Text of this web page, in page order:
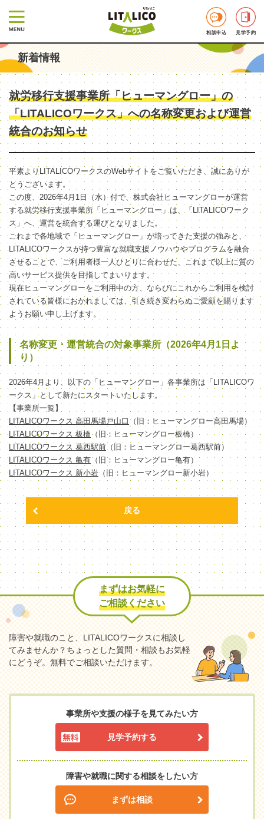
相談申込 見学予約
新着情報
就労移行支援事業所「ヒューマングロー」の
「LITALICOワークス」への名称変更および運営
統合のお知らせ
平素よりLITALICOワークスのWebサイトをご覧いただき、誠にありが
とうございます。
この度、2026年4月1日（水）付で、株式会社ヒューマングローが運営
する就労移行支援事業所「ヒューマングロー」は、「LITALICOワーク
ス」へ、運営を統合する運びとなりました。
これまで各地域で「ヒューマングロー」が培ってきた支援の強みと、
LITALICOワークスが持つ豊富な就職支援ノウハウやプログラムを融合
させることで、ご利用者様一人ひとりに合わせた、これまで以上に質の
高いサービス提供を目指してまいります。
現在ヒューマングローをご利用中の方、ならびにこれからご利用を検討
されている皆様におかれましては、引き続き変わらぬご愛顧を賜ります
ようお願い申し上げます。
名称変更・運営統合の対象事業所（2026年4月1日よ
り）
2026年4月より、以下の「ヒューマングロー」各事業所は「LITALICOワ
ークス」として新たにスタートいたします。
【事業所一覧】
LITALICOワークス 高田馬場戸山口 （旧：ヒューマングロー高田馬場）
LITALICOワークス 板橋（旧：ヒューマングロー板橋）
LITALICOワークス 葛西駅前 （旧：ヒューマングロー葛西駅前）
LITALICOワークス 亀有（旧：ヒューマングロー亀有）
LITALICOワークス 新小岩（旧：ヒューマングロー新小岩）
戻る
まずはお気軽に
ご相談ください
障害や就職のこと、LITALICOワークスに相談し
てみませんか？ちょっとした質問・相談もお気軽
にどうぞ。無料でご相談いただけます。
事業所や支援の様子を見てみたい方
見学予約する
障害や就職に関する相談をしたい方
まずは相談